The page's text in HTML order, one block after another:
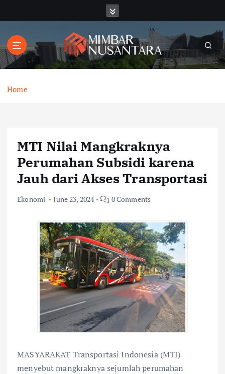
t
o
Home
MTI Nilai Mangkraknya
Perumahan Subsidi karena
Jauh dari Akses Transportasi
Ekonomi June 23, 2024 0 Comments
MASYARAKAT Transportasi Indonesia (MTI)
menyebut mangkraknya sejumlah perumahan